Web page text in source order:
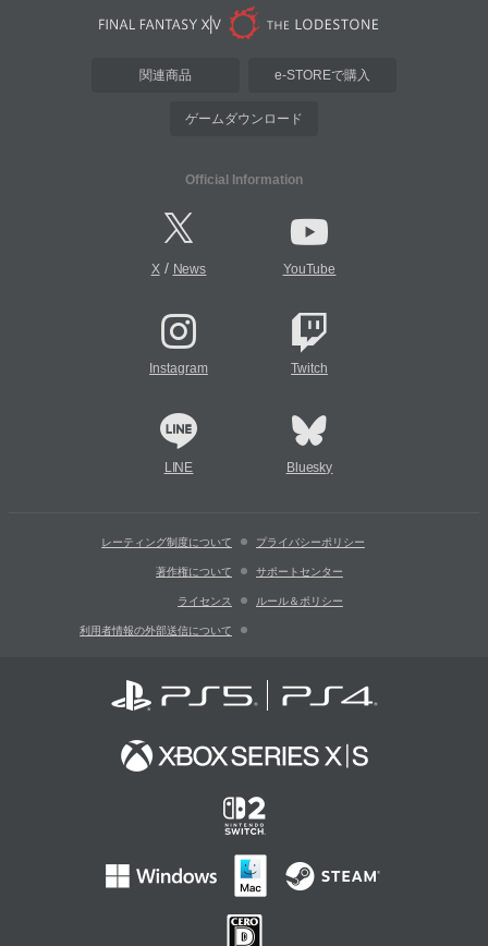
関連商品 e-STOREで購入
ゲームダウンロード
Official Information
X/ News YouTube
Instagram Twitch
LINE Bluesky
レーティング制度について プライバシーポリシー
著作権について サポートセンター
ライセンス ルール＆ポリシー
利用者情報の外部送信について